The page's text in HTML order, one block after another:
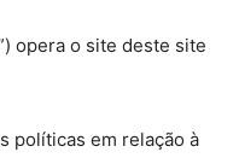
opera o site deste site
políticas em relação à